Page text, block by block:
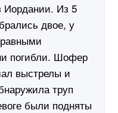
Из 5
двое, у
погибли. Шофер
выстрелы и
труп
были подняты